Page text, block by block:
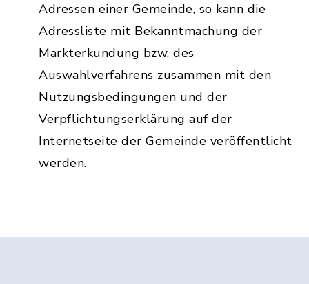
Adressen einer Gemeinde, so kann die
Adressliste mit Bekanntmachung der
Markterkundung bzw. des
Auswahlverfahrens zusammen mit den
Nutzungsbedingungen und der
Verpflichtungserklärung auf der
Internetseite der Gemeinde veröffentlicht
werden.